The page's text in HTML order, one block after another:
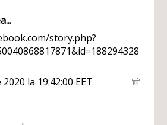
story.php?
la 19:42:00 EET